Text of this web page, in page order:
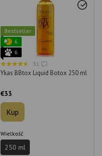
Bestseller
6
6
31
Ykas BBtox Liquid Botox 250 ml
€33
Kup
Wielkość
250 ml